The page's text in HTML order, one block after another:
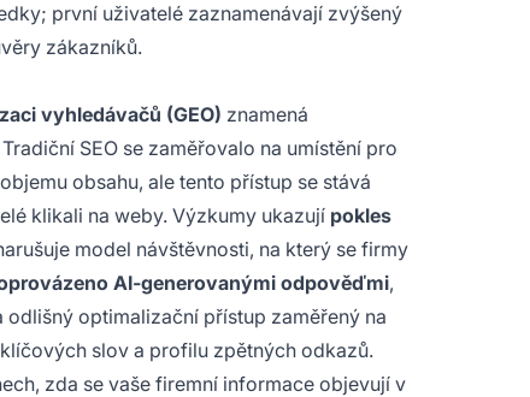
první uživatelé zaznamenávají zvýšený
zákazníků.
vyhledávačů (GEO) znamená
SEO se zaměřovalo na umístění pro
obsahu, ale tento přístup se stává
klikali na weby. Výzkumy ukazují pokles
model návštěvnosti, na který se firmy
AI-generovanými odpověďmi,
optimalizační přístup zaměřený na
slov a profilu zpětných odkazů.
zda se vaše firemní informace objevují v